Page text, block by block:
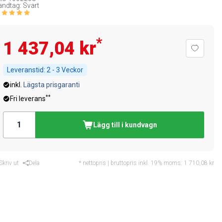
Svart
1 437,04 kr*
Leveranstid: 2 - 3 Veckor
inkl.
Lägsta prisgaranti
Fri leverans**
Lägg till i kundvagn
ut Dela * nettopris | bruttopris inkl. 19% moms: 1 710,08 kr